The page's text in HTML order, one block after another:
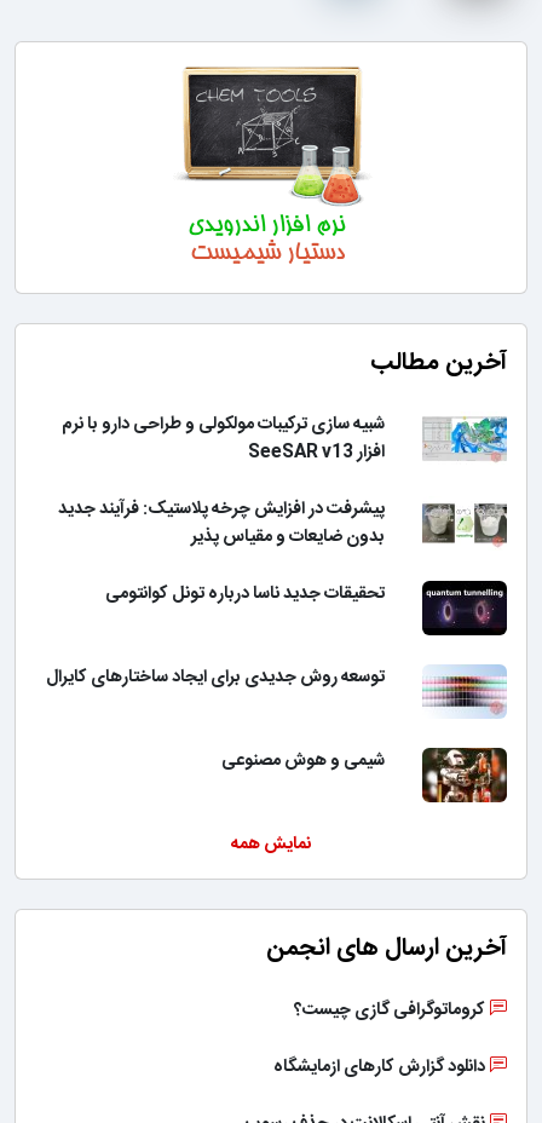
آخرین مطالب
شبیه سازی ترکیبات مولکولی و طراحی دارو با نرم
افزار SeeSAR v13
پیشرفت در افزایش چرخه پلاستیک: فرآیند جدید
بدون ضایعات و مقیاس پذیر
تحقیقات جدید ناسا درباره تونل کوانتومی
توسعه روش جدیدی برای ایجاد ساختارهای کایرال
شیمی و هوش مصنوعی
نمایش همه
آخرین ارسال های انجمن
کروماتوگرافی گازی چیست؟
دانلود گزارش کارهای ازمایشگاه